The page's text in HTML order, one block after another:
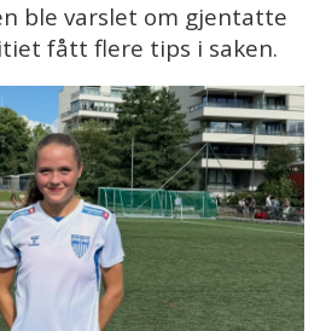
ble varslet om gjentatte
fått flere tips i saken.